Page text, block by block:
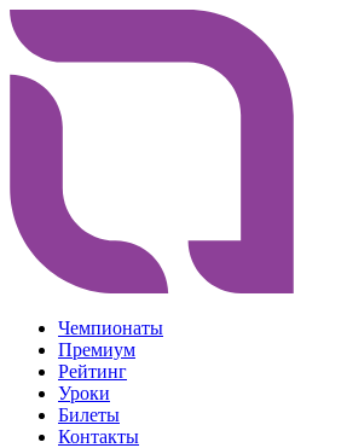
Чемпионаты
Премиум
Рейтинг
Уроки
Билеты
Контакты